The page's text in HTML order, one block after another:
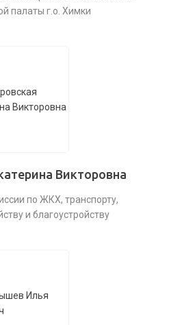
палаты г.о. Химки
Викторовна
по ЖКХ, транспорту,
и благоустройству